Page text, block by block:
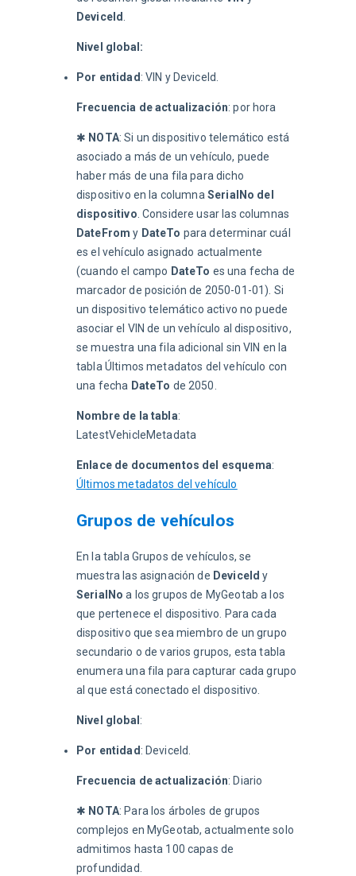
DeviceId.
Nivel global:
Por entidad: VIN y DeviceId.
Frecuencia de actualización: por hora
✱ NOTA: Si un dispositivo telemático está
asociado a más de un vehículo, puede
haber más de una fila para dicho
dispositivo en la columna SerialNo del
dispositivo. Considere usar las columnas
DateFrom y DateTo para determinar cuál
es el vehículo asignado actualmente
(cuando el campo DateTo es una fecha de
marcador de posición de 2050-01-01). Si
un dispositivo telemático activo no puede
asociar el VIN de un vehículo al dispositivo,
se muestra una fila adicional sin VIN en la
tabla Últimos metadatos del vehículo con
una fecha DateTo de 2050.
Nombre de la tabla:
LatestVehicleMetadata
Enlace de documentos del esquema:
Últimos metadatos del vehículo
Grupos de vehículos
En la tabla Grupos de vehículos, se
muestra las asignación de DeviceId y
SerialNo a los grupos de MyGeotab a los
que pertenece el dispositivo. Para cada
dispositivo que sea miembro de un grupo
secundario o de varios grupos, esta tabla
enumera una fila para capturar cada grupo
al que está conectado el dispositivo.
Nivel global :
Por entidad : DeviceId.
Frecuencia de actualización: Diario
✱ NOTA: Para los árboles de grupos
complejos en MyGeotab, actualmente solo
admitimos hasta 100 capas de
profundidad.